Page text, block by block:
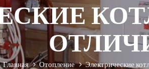
Главная Отопление Электрические